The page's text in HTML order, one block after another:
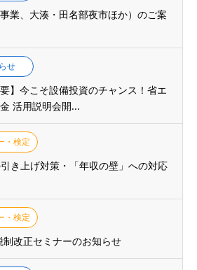
業、大湊・田名部夜市ほか）のご案
せ
】今こそ設備投資のチャンス！省エ
活用説明会開...
・検定
き上げ対策・「年収の壁」への対応
・検定
制改正セミナーのお知らせ